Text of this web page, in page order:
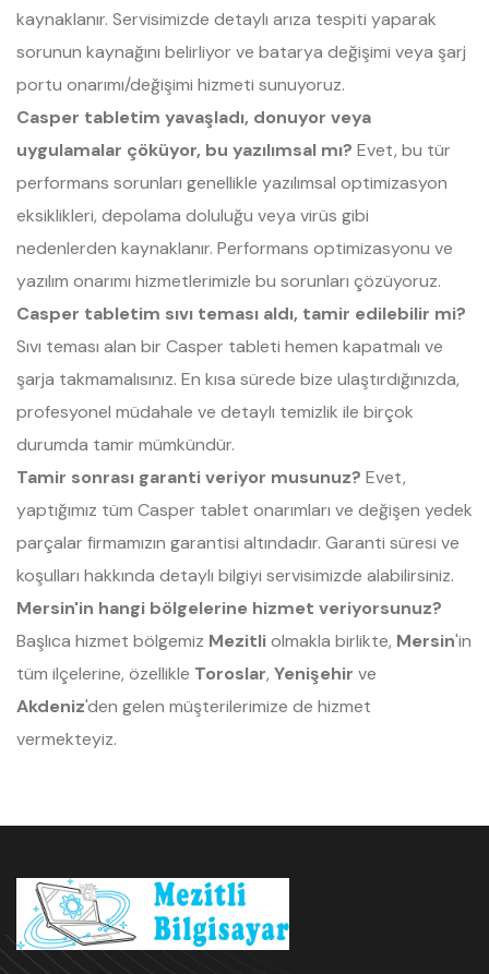
kaynaklanır. Servisimizde detaylı arıza tespiti yaparak
sorunun kaynağını belirliyor ve batarya değişimi veya şarj
portu onarımı/değişimi hizmeti sunuyoruz.
Casper tabletim yavaşladı, donuyor veya
uygulamalar çöküyor, bu yazılımsal mı? Evet, bu tür
performans sorunları genellikle yazılımsal optimizasyon
eksiklikleri, depolama doluluğu veya virüs gibi
nedenlerden kaynaklanır. Performans optimizasyonu ve
yazılım onarımı hizmetlerimizle bu sorunları çözüyoruz.
Casper tabletim sıvı teması aldı, tamir edilebilir mi?
Sıvı teması alan bir Casper tableti hemen kapatmalı ve
şarja takmamalısınız. En kısa sürede bize ulaştırdığınızda,
profesyonel müdahale ve detaylı temizlik ile birçok
durumda tamir mümkündür.
Tamir sonrası garanti veriyor musunuz? Evet,
yaptığımız tüm Casper tablet onarımları ve değişen yedek
parçalar firmamızın garantisi altındadır. Garanti süresi ve
koşulları hakkında detaylı bilgiyi servisimizde alabilirsiniz.
Mersin'in hangi bölgelerine hizmet veriyorsunuz?
Başlıca hizmet bölgemiz Mezitliolmakla birlikte, Mersin'in
tüm ilçelerine, özellikle Toroslar, Yenişehir ve
Akdeniz'den gelen müşterilerimize de hizmet
vermekteyiz.